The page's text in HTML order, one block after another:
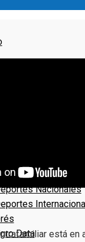
Locales
Nacionales
Data
está en